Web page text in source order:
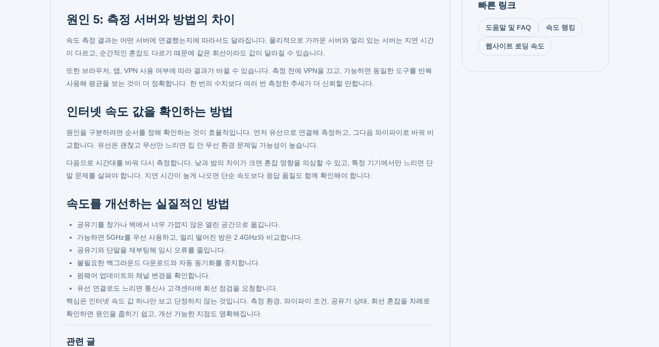
원인 5: 측정 서버와 방법의 차이
속도 측정 결과는 어떤 서버에 연결했는지에 따라서도 달라집니다. 물리적으로 가까운 서버와 멀리 있는 서버는 지연 시간
이 다르고, 순간적인 혼잡도 다르기 때문에 같은 회선이라도 값이 달라질 수 있습니다.
또한 브라우저, 앱, VPN 사용 여부에 따라 결과가 바뀔 수 있습니다. 측정 전에 VPN을 끄고, 가능하면 동일한 도구를 반복
사용해 평균을 보는 것이 더 정확합니다. 한 번의 수치보다 여러 번 측정한 추세가 더 신뢰할 만합니다.
인터넷 속도 값을 확인하는 방법
원인을 구분하려면 순서를 정해 확인하는 것이 효율적입니다. 먼저 유선으로 연결해 측정하고, 그다음 와이파이로 바꿔 비
교합니다. 유선은 괜찮고 무선만 느리면 집 안 무선 환경 문제일 가능성이 높습니다.
다음으로 시간대를 바꿔 다시 측정합니다. 낮과 밤의 차이가 크면 혼잡 영향을 의심할 수 있고, 특정 기기에서만 느리면 단
말 문제를 살펴야 합니다. 지연 시간이 높게 나오면 단순 속도보다 응답 품질도 함께 확인해야 합니다.
속도를 개선하는 실질적인 방법
공유기를 창가나 벽에서 너무 가깝지 않은 열린 공간으로 옮깁니다.
가능하면 5GHz를 우선 사용하고, 멀리 떨어진 방은 2.4GHz와 비교합니다.
공유기와 단말을 재부팅해 임시 오류를 줄입니다.
불필요한 백그라운드 다운로드와 자동 동기화를 중지합니다.
펌웨어 업데이트와 채널 변경을 확인합니다.
유선 연결로도 느리면 통신사 고객센터에 회선 점검을 요청합니다.
핵심은 인터넷 속도 값 하나만 보고 단정하지 않는 것입니다. 측정 환경, 와이파이 조건, 공유기 상태, 회선 혼잡을 차례로
확인하면 원인을 좁히기 쉽고, 개선 가능한 지점도 명확해집니다.
관련 글
빠른 링크
도움말 및 FAQ 속도 랭킹
웹사이트 로딩 속도